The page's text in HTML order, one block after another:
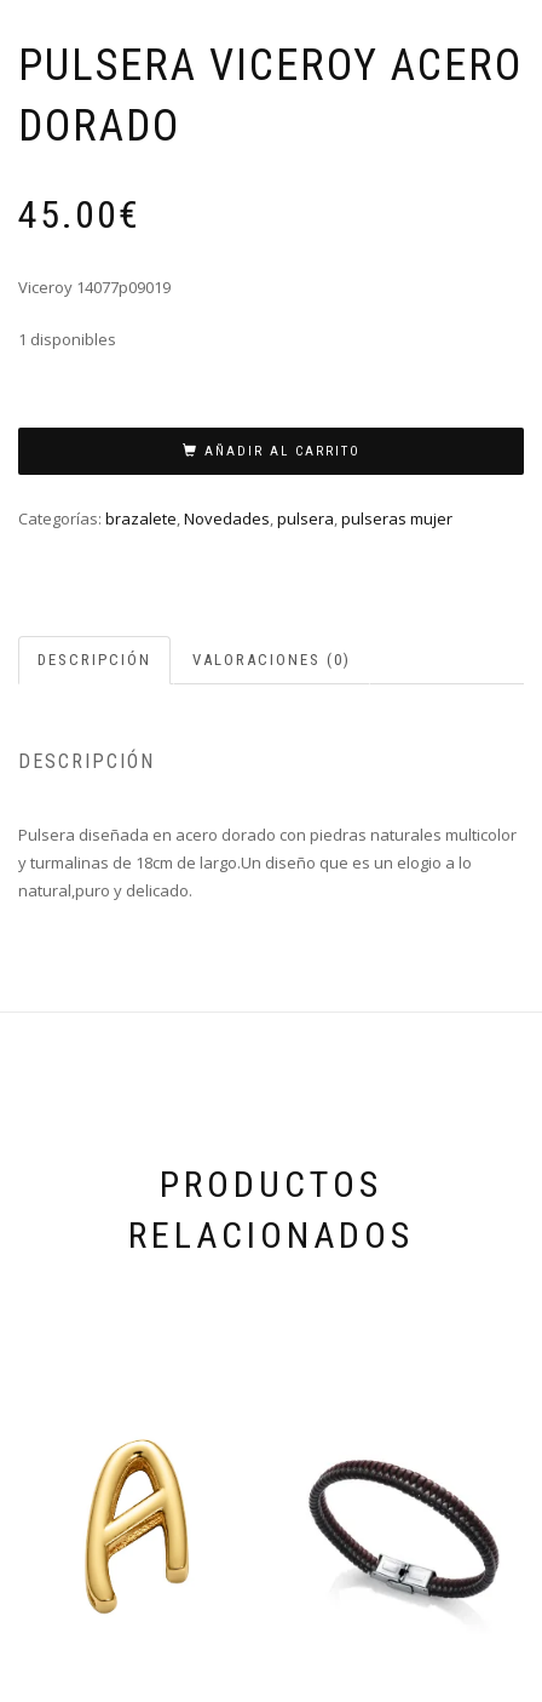
PULSERA VICEROY ACERO
DORADO
45.00€
Viceroy 14077p09019
1 disponibles
ACERO
cantidad
AÑADIR AL CARRITO
Categorías: brazalete,Novedades,pulsera,pulseras mujer
DESCRIPCIÓN VALORACIONES (0)
DESCRIPCIÓN
Pulsera diseñada en acero dorado con piedras naturales multicolor
y turmalinas de 18cm de largo.Un diseño que es un elogio a lo
natural,puro y delicado.
PRODUCTOS
RELACIONADOS